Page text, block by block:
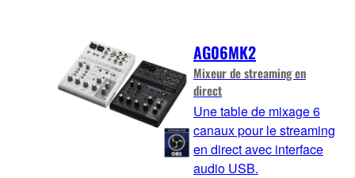
AG06MK2
Mixeur de streaming en
direct
Une table de mixage 6
canaux pour le streaming
en direct avec interface
audio USB.